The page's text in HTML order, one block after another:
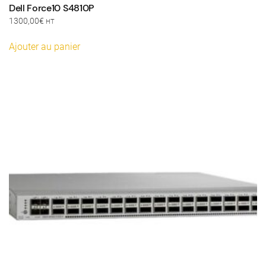
Dell Force10 S4810P
1300,00€ HT
Ajouter au panier